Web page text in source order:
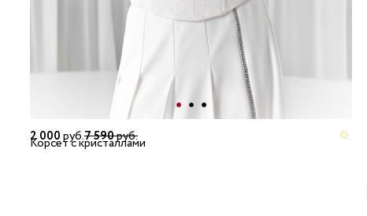
2 000руб.7 590руб.
Корсет с кристаллами